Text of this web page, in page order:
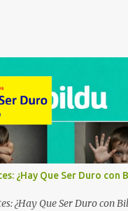
¿Hay Que Ser Duro con
¿Hay Que Ser Duro con